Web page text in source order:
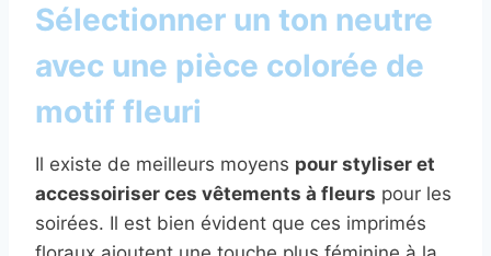
Sélectionner un ton neutre
avec une pièce colorée de
motif fleuri
Il existe de meilleurs moyens pour styliser et
accessoiriser ces vêtements à fleurs pour les
soirées. Il est bien évident que ces imprimés